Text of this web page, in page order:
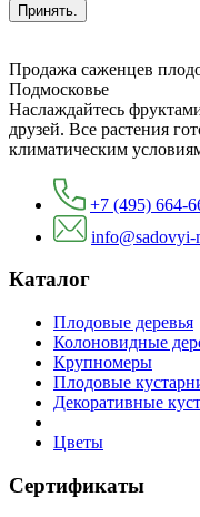
Принять.
Продажа саженцев
Подмосковье
Наслаждайтесь
друзей. Все растения
климатическим
+7 (495) 664-
info@sadovyi-
Каталог
Плодовые деревья
Колоновидные
Крупномеры
Плодовые
Декоративные
Цветы
Сертификаты